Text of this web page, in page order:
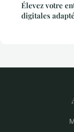
Élevez votre
digitales